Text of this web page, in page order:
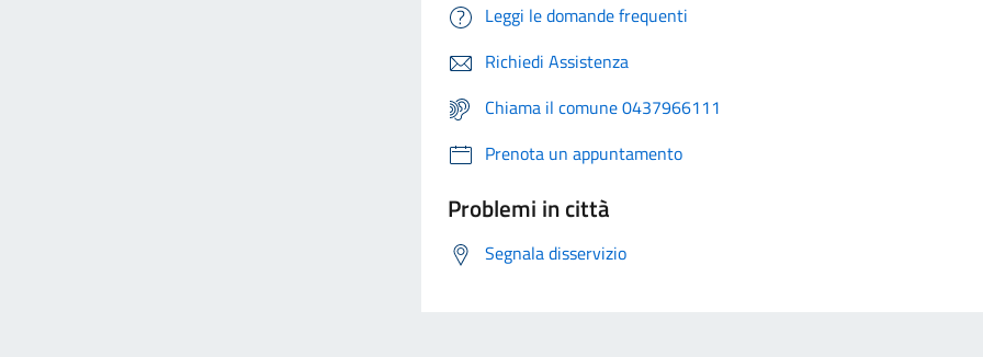
Leggi le domande frequenti
Richiedi Assistenza
Chiama il comune 0437966111
Prenota un appuntamento
Problemi in città
Segnala disservizio